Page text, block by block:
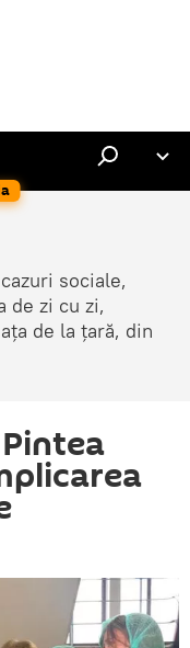
sociale,
de zi cu zi,
de la țară, din